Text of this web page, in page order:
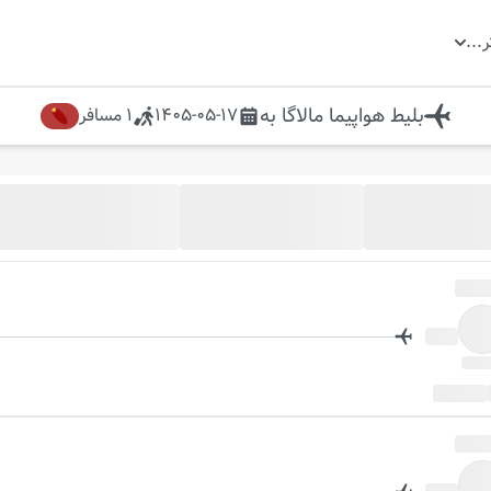
...
بلیط هواپیما مالاگا به 1405-05-17
1 مسافر